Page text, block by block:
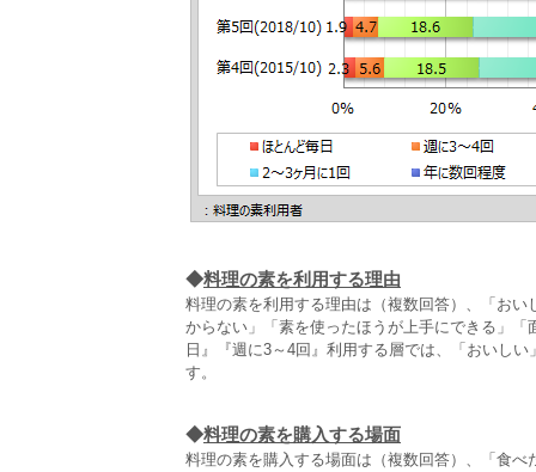
◆料理の素を利用する理由
料理の素を利用する理由は（複数回答）、「お
からない」「素を使ったほうが上手にできる」
日』『週に3～4回』利用する層では、「おいし
す。
◆料理の素を購入する場面
料理の素を購入する場面は（複数回答）、「食